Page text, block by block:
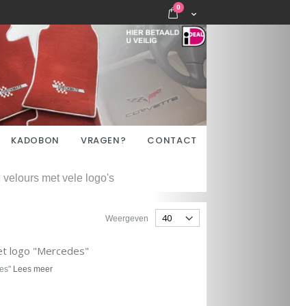
Cart
0 items
KADOBON VRAGEN? CONTACT
met vele logo's
Weergeven
logo "Mercedes"
Lees meer